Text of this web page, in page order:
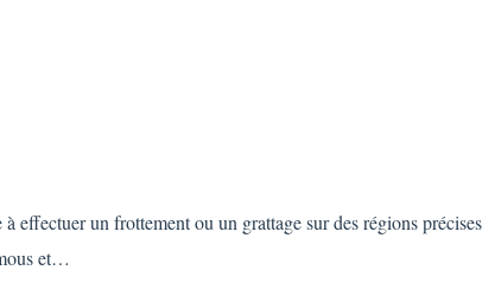
effectuer un frottement ou un grattage sur des régions précises
et…